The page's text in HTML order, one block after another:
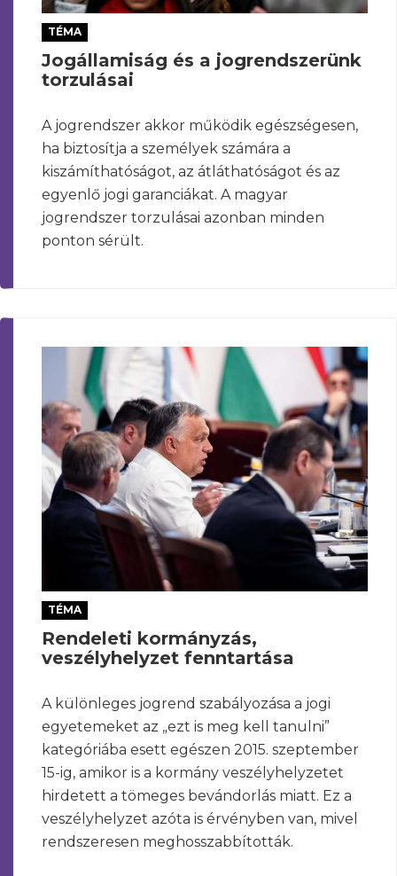
TÉMA
Jogállamiság és a jogrendszerünk
torzulásai
A jogrendszer akkor működik egészségesen,
ha biztosítja a személyek számára a
kiszámíthatóságot, az átláthatóságot és az
egyenlő jogi garanciákat. A magyar
jogrendszer torzulásai azonban minden
ponton sérült.
TÉMA
Rendeleti kormányzás,
veszélyhelyzet fenntartása
A különleges jogrend szabályozása a jogi
egyetemeket az „ezt is meg kell tanulni”
kategóriába esett egészen 2015. szeptember
15-ig, amikor is a kormány veszélyhelyzetet
hirdetett a tömeges bevándorlás miatt. Ez a
veszélyhelyzet azóta is érvényben van, mivel
rendszeresen meghosszabbították.